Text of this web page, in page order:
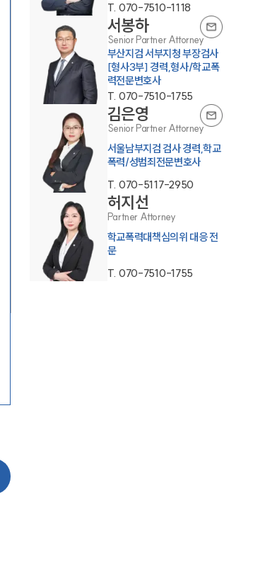
T. 070-7510-1118
서봉하
Senior Partner Attorney
부산지검 서부지청 부장검사
[형사3부] 경력,형사/학교폭
력전문변호사
T. 070-7510-1755
김은영
Senior Partner Attorney
서울남부지검 검사 경력,학교
폭력/성범죄전문변호사
T. 070-5117-2950
허지선
Partner Attorney
학교폭력대책심의위 대응 전
문
T. 070-7510-1755